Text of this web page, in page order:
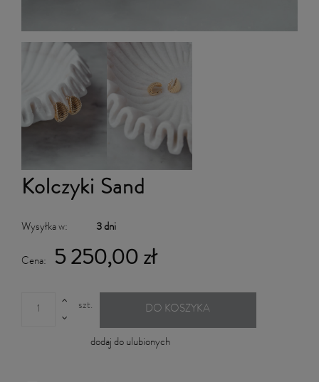
Kolczyki Sand
Wysyłka w: 3 dni
Cena: 5 250,00 zł
szt. DO KOSZYKA
dodaj do ulubionych